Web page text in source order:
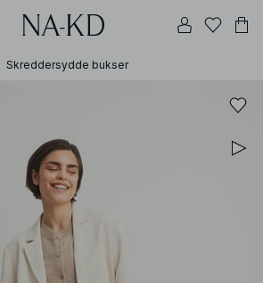
Skreddersydde bukser